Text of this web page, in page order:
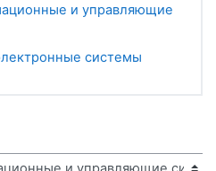
и управляющие
системы